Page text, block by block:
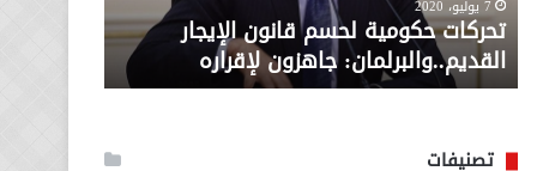
لإقراره
7 يوليو، 2020
تحركات حكومية لحسم قانون الإيجار
القديم..والبرلمان: جاهزون لإقراره
من
وزارة
الاجتماعي
تصنيفات